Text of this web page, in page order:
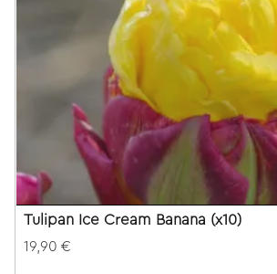
Tulipan Ice Cream Banana (x10)
19,90 €